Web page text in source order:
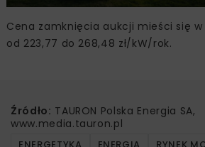
Cena zamknięcia aukcji mieści się w
od 223,77 do 268,48 zł/kW/rok.
Źródło: TAURON Polska Energia SA,
www.media.tauron.pl